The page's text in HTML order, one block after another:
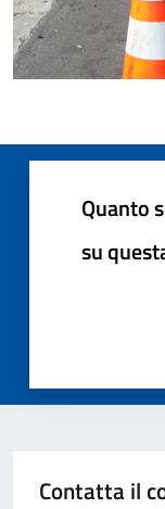
Quanto
su
Contatta il